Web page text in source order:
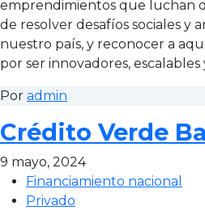
emprendimientos que luchan
de resolver desafíos sociales y
nuestro país, y reconocer a
por ser innovadores, escalables
Por admin
Crédito Verde
9 mayo, 2024
Financiamiento nacional
Privado